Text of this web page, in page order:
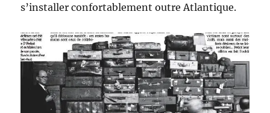
s’installer confortablement outre Atlantique.